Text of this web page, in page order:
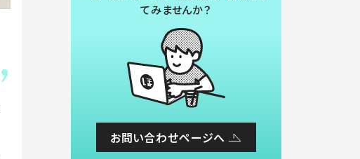
てみませんか？
お問い合わせページへ